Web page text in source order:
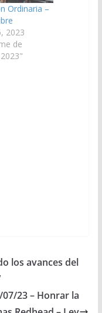
Ordinaria –
2023
de
los avances del
07/23 – Honrar la